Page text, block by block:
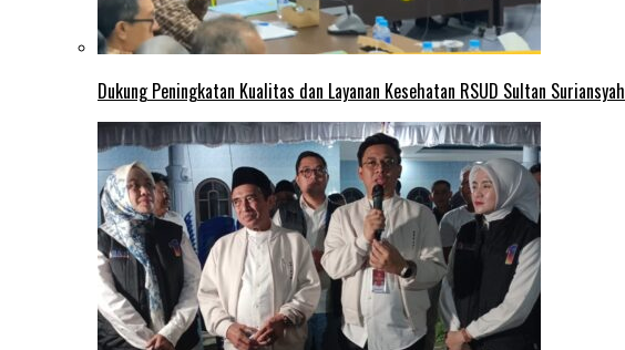
Dukung Peningkatan Kualitas dan Layanan Kesehatan RSUD Sultan Suriansyah